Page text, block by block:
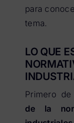
para
tema.
LO QUE
Primero
de la